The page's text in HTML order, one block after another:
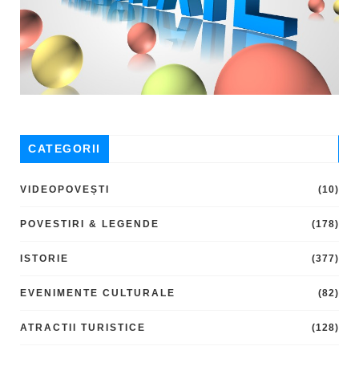
CATEGORII
VIDEOPOVEȘTI (10)
POVESTIRI & LEGENDE (178)
ISTORIE (377)
EVENIMENTE CULTURALE (82)
ATRACTII TURISTICE (128)